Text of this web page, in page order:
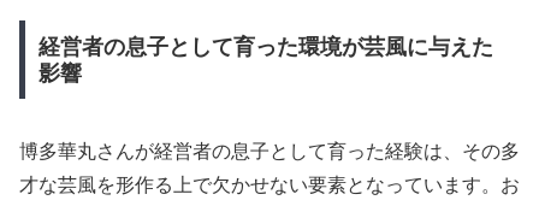
経営者の息子として育った環境が芸風に与えた
影響
博多華丸さんが経営者の息子として育った経験は、その多
才な芸風を形作る上で欠かせない要素となっています。お